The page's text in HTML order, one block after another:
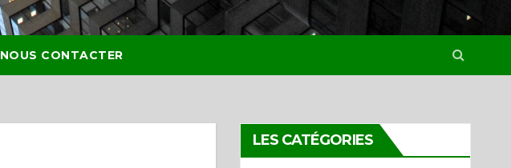
NOUS CONTACTER
LES CATÉGORIES